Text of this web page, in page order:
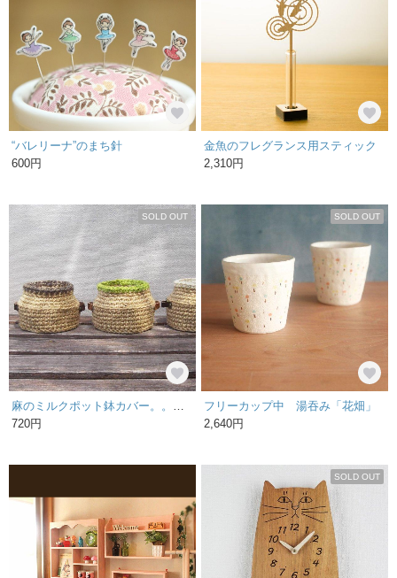
“バレリーナ”のまち針
600円
金魚のフレグランス用スティック
2,310円
SOLD OUT
720円
SOLD OUT
フリーカップ中 湯吞み「花畑」
2,640円
SOLD OUT